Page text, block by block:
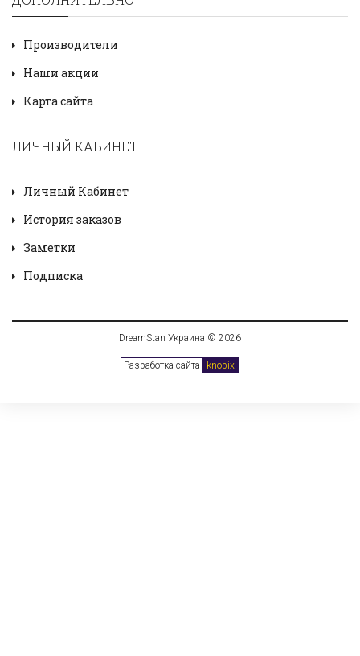
Производители
Наши акции
Карта сайта
ЛИЧНЫЙ КАБИНЕТ
Личный Кабинет
История заказов
Заметки
Подписка
DreamStan Украина © 2026
Разработка сайта knopix